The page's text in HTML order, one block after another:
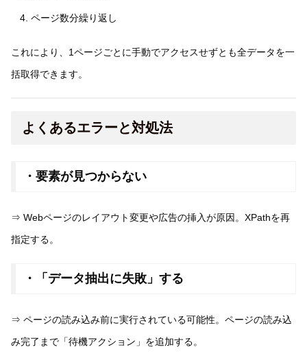
ページ数分繰り返し
これにより、1ページごとに手動でアクセスせずとも全データを一
括取得できます。
よくあるエラーと対処法
・要素が見つからない
⇒ Webページのレイアウト変更や広告の挿入が原因。XPathを再
指定する。
・「データ抽出に失敗」する
⇒ ページの読み込み前に実行されている可能性。ページの読み込
み完了まで「待機アクション」を追加する。